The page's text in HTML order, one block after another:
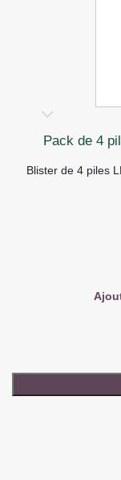
pack de 4
Blister de 4 piles